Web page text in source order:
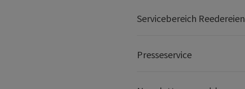
Servicebereich Reedereien
Presseservice